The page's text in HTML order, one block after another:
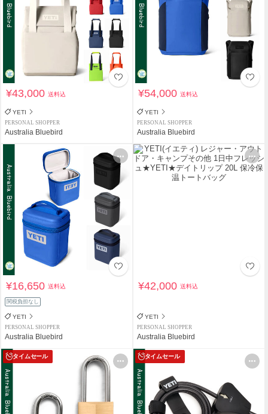
¥43,000送料込
YETI
PERSONAL SHOPPER
Australia Bluebird
¥54,000送料込
YETI
PERSONAL SHOPPER
Australia Bluebird
¥16,650送料込
関税負担なし
YETI
PERSONAL SHOPPER
Australia Bluebird
¥42,000送料込
YETI
PERSONAL SHOPPER
Australia Bluebird
タイムセール タイムセール